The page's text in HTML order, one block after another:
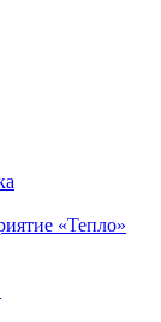
«Тепло»